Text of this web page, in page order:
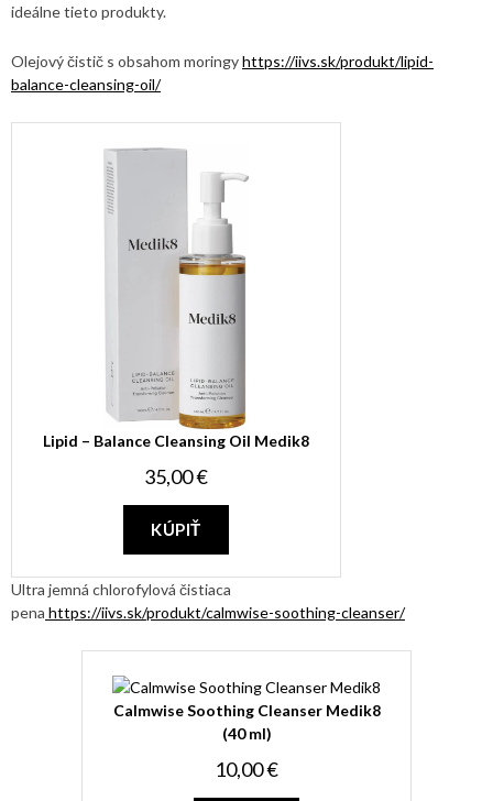
ideálne tieto produkty.
Olejový čistič s obsahom moringyhttps://iivs.sk/produkt/lipid-
balance-cleansing-oil/
Lipid – Balance Cleansing Oil Medik8
35,00 €
KÚPIŤ
Ultra jemná chlorofylová čistiaca
pena https://iivs.sk/produkt/calmwise-soothing-cleanser/
Calmwise Soothing Cleanser Medik8
(40 ml)
10,00 €